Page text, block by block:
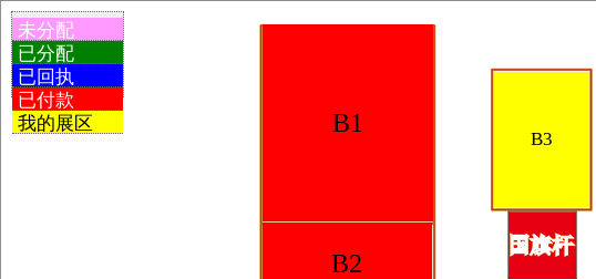
未分配
已分配
已回执
已付款
我的展区
B1
B2
B3